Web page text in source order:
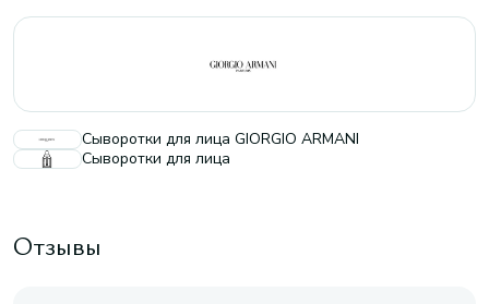
Сыворотки для лица GIORGIO ARMANI
Сыворотки для лица
Отзывы